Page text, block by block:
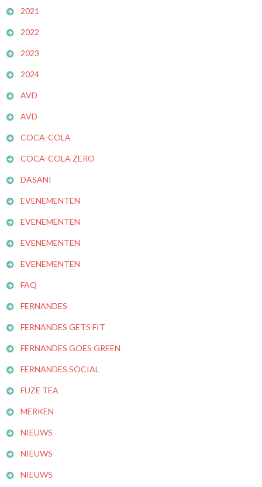
2021
2022
2023
2024
AVD
AVD
COCA-COLA
COCA-COLA ZERO
DASANI
EVENEMENTEN
EVENEMENTEN
EVENEMENTEN
EVENEMENTEN
FAQ
FERNANDES
FERNANDES GETS FIT
FERNANDES GOES GREEN
FERNANDES SOCIAL
FUZE TEA
MERKEN
NIEUWS
NIEUWS
NIEUWS